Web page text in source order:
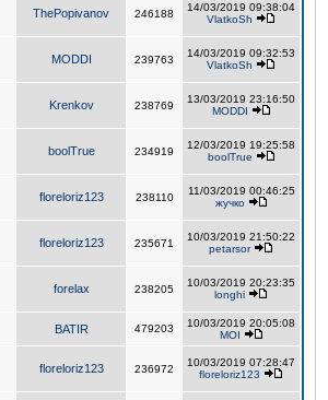
ThePopivanov 246188
14/03/2019 09:38:04
VlatkoSh
MODDI 239763
14/03/2019 09:32:53
VlatkoSh
Krenkov 238769
13/03/2019 23:16:50
MODDI
boolTrue 234919
12/03/2019 19:25:58
boolTrue
floreloriz123 238110
11/03/2019 00:46:25
жучко
floreloriz123 235671
10/03/2019 21:50:22
petarsor
forelax 238205
10/03/2019 20:23:35
longhi
BATIR 479203
10/03/2019 20:05:08
MOI
floreloriz123 236972
10/03/2019 07:28:47
floreloriz123